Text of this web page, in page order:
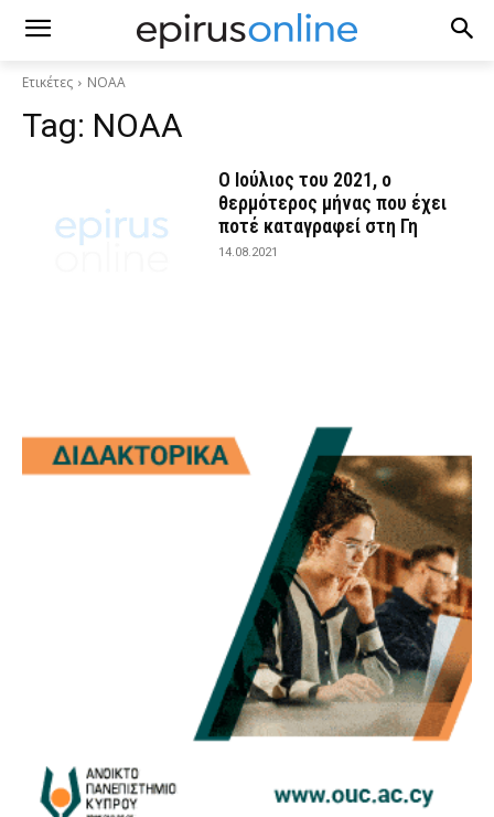
Ετικέτες ΝΟΑΑ
Tag: ΝΟΑΑ
Ο Ιούλιος του 2021, ο
θερμότερος μήνας που έχει
ποτέ καταγραφεί στη Γη
14.08.2021